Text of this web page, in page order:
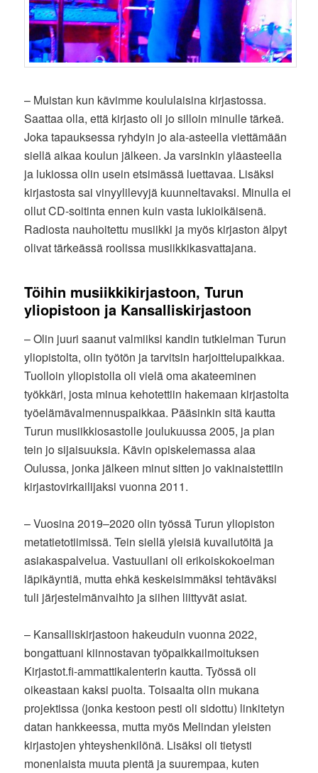
– Muistan kun kävimme koululaisina kirjastossa.
Saattaa olla, että kirjasto oli jo silloin minulle tärkeä.
Joka tapauksessa ryhdyin jo ala-asteella viettämään
siellä aikaa koulun jälkeen. Ja varsinkin yläasteella
ja lukiossa olin usein etsimässä luettavaa. Lisäksi
kirjastosta sai vinyylilevyjä kuunneltavaksi. Minulla ei
ollut CD-soitinta ennen kuin vasta lukioikäisenä.
Radiosta nauhoitettu musiikki ja myös kirjaston älpyt
olivat tärkeässä roolissa musiikkikasvattajana.
Töihin musiikkikirjastoon, Turun
yliopistoon ja Kansalliskirjastoon
– Olin juuri saanut valmiiksi kandin tutkielman Turun
yliopistolta, olin työtön ja tarvitsin harjoittelupaikkaa.
Tuolloin yliopistolla oli vielä oma akateeminen
työkkäri, josta minua kehotettiin hakemaan kirjastolta
työelämävalmennuspaikkaa. Pääsinkin sitä kautta
Turun musiikkiosastolle joulukuussa 2005, ja pian
tein jo sijaisuuksia. Kävin opiskelemassa alaa
Oulussa, jonka jälkeen minut sitten jo vakinaistettiin
kirjastovirkailijaksi vuonna 2011.
– Vuosina 2019–2020 olin työssä Turun yliopiston
metatietotiimissä. Tein siellä yleisiä kuvailutöitä ja
asiakaspalvelua. Vastuullani oli erikoiskokoelman
läpikäyntiä, mutta ehkä keskeisimmäksi tehtäväksi
tuli järjestelmänvaihto ja siihen liittyvät asiat.
– Kansalliskirjastoon hakeuduin vuonna 2022,
bongattuani kiinnostavan työpaikkailmoituksen
Kirjastot.fi-ammattikalenterin kautta. Työssä oli
oikeastaan kaksi puolta. Toisaalta olin mukana
projektissa (jonka kestoon pesti oli sidottu) linkitetyn
datan hankkeessa, mutta myös Melindan yleisten
kirjastojen yhteyshenkilönä. Lisäksi oli tietysti
monenlaista muuta pientä ja suurempaa, kuten